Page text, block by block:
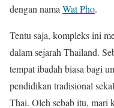
dengan nama Wat Pho.
Tentu saja, kompleks ini
dalam sejarah Thailand.
tempat ibadah biasa bagi
pendidikan tradisional
Thai. Oleh sebab itu, mari